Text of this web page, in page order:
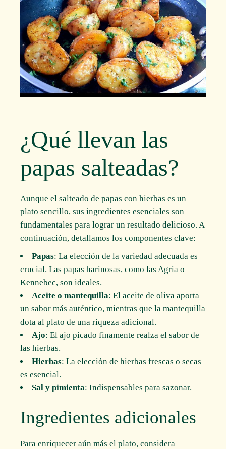
¿Qué llevan las
papas salteadas?
Aunque el salteado de papas con hierbas es un
plato sencillo, sus ingredientes esenciales son
fundamentales para lograr un resultado delicioso. A
continuación, detallamos los componentes clave:
Papas: La elección de la variedad adecuada es
crucial. Las papas harinosas, como las Agria o
Kennebec, son ideales.
Aceite o mantequilla: El aceite de oliva aporta
un sabor más auténtico, mientras que la mantequilla
dota al plato de una riqueza adicional.
Ajo: El ajo picado finamente realza el sabor de
las hierbas.
Hierbas: La elección de hierbas frescas o secas
es esencial.
Sal y pimienta: Indispensables para sazonar.
Ingredientes adicionales
Para enriquecer aún más el plato, considera